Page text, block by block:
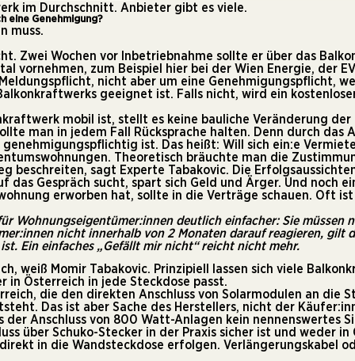
im Durchschnitt. Anbieter gibt es viele.
eine Genehmigung?
muss.
Zwei Wochen vor Inbetriebnahme sollte er über das
vornehmen, zum Beispiel hier bei der Wien Energie, der
nicht aber um eine Genehmigungspflicht,
geeignet ist. Falls nicht, wird ein
mobil ist, stellt es keine bauliche Veränderung
man in jedem Fall Rücksprache halten. Denn durch das
ist. Das heißt: Will sich ein:e
Theoretisch bräuchte man die
beschreiten, sagt Experte Tabakovic. Die
das Gespräch sucht, spart sich Geld und Ärger. Und noch
erworben hat, sollte in die Verträge schauen. Oft
Wohnungseigentümer:innen deutlich einfacher: Sie müssen
nicht innerhalb von 2 Monaten darauf reagieren, gilt
Ein einfaches „Gefällt mir nicht“ reicht nicht mehr.
weiß Momir Tabakovic. Prinzipiell lassen sich viele
in Österreich in jede Steckdose passt.
die den direkten Anschluss von Solarmodulen an die
Das ist aber Sache des Herstellers, nicht der
Anschluss von 800 Watt-Anlagen kein nennenswertes
über Schuko-Stecker in der Praxis sicher ist und weder
in die Wandsteckdose erfolgen. Verlängerungskabel